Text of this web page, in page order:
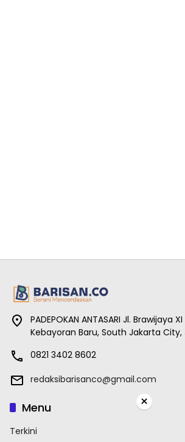
PADEPOKAN ANTASARI Jl. Brawijaya
Kebayoran Baru, South Jakarta City,
0821 3402 8602
redaksibarisanco@gmail.com
Menu
Terkini
×